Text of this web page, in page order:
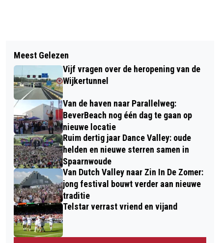
BUURTBEMIDDELING LOST AL 25
JAAR BURENRUZIES SUCCESVOL OP
RODE KRUIS IJMOND ORGANISEERT
KIND ONDER VUUR-TENTOONSTELLING
Meest Gelezen
Vijf vragen over de heropening van de
Wijkertunnel
Van de haven naar Parallelweg:
BeverBeach nog één dag te gaan op
nieuwe locatie
Ruim dertig jaar Dance Valley: oude
helden en nieuwe sterren samen in
Spaarnwoude
Van Dutch Valley naar Zin In De Zomer:
jong festival bouwt verder aan nieuwe
traditie
Telstar verrast vriend en vijand